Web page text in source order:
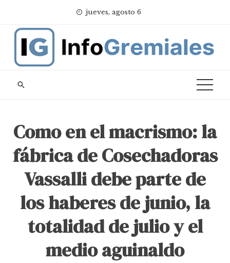
content
jueves, agosto 6
Como en el macrismo: la
fábrica de Cosechadoras
Vassalli debe parte de
los haberes de junio, la
totalidad de julio y el
medio aguinaldo